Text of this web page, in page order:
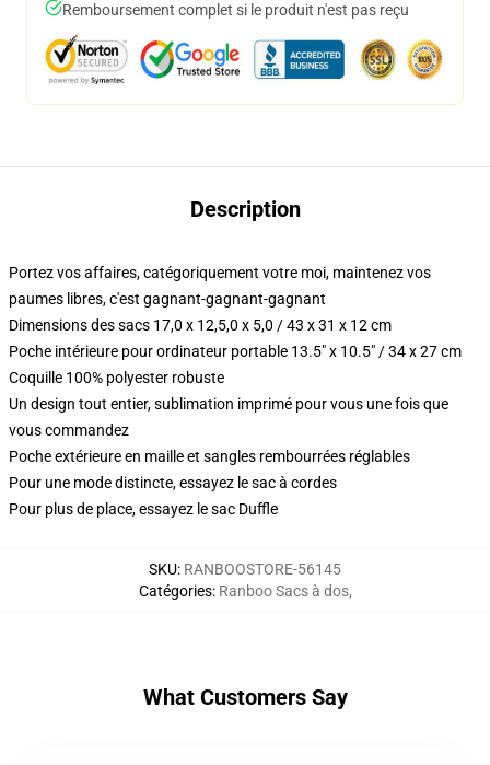
Remboursement complet si le produit n'est pas reçu
Description
Portez vos affaires, catégoriquement votre moi, maintenez vos
paumes libres, c'est gagnant-gagnant-gagnant
Dimensions des sacs 17,0 x 12,5,0 x 5,0 / 43 x 31 x 12 cm
Poche intérieure pour ordinateur portable 13.5" x 10.5" / 34 x 27 cm
Coquille 100% polyester robuste
Un design tout entier, sublimation imprimé pour vous une fois que
vous commandez
Poche extérieure en maille et sangles rembourrées réglables
Pour une mode distincte, essayez le sac à cordes
Pour plus de place, essayez le sac Duffle
SKU: RANBOOSTORE-56145
Catégories: Ranboo Sacs à dos,
What Customers Say